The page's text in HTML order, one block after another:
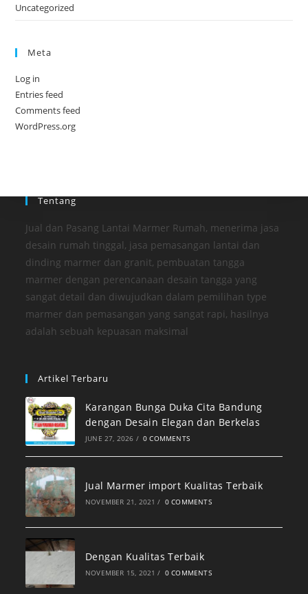
Uncategorized
Meta
Log in
Entries feed
Comments feed
WordPress.org
Tentang
Jual dan Pasang Lantai Marmer Rumah, menerima jasa
desain rumah tinggal, jasa pemasangan lantai dan
dinding marmer dan granit, pembuatan tangga
marmer dengan perencanaan desain tangga yang
sangat detail dan diwujudkan dalam pemilihan type
marmer dan pemasangan yang sangat rapi, hasilnya
adalah sebuah kepuasan maksimal
Artikel Terbaru
Karangan Bunga Duka Cita Bandung
dengan Desain Elegan dan Berkelas
JUNE 27, 2026 / 0 COMMENTS
Jual Marmer import Kualitas Terbaik
NOVEMBER 21, 2021 / 0 COMMENTS
Dengan Kualitas Terbaik
NOVEMBER 15, 2021 / 0 COMMENTS